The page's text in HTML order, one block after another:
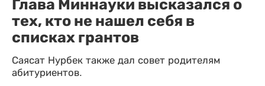
Глава Миннауки высказался о
тех, кто не нашел себя в
списках грантов
Саясат Нурбек также дал совет родителям
абитуриентов.